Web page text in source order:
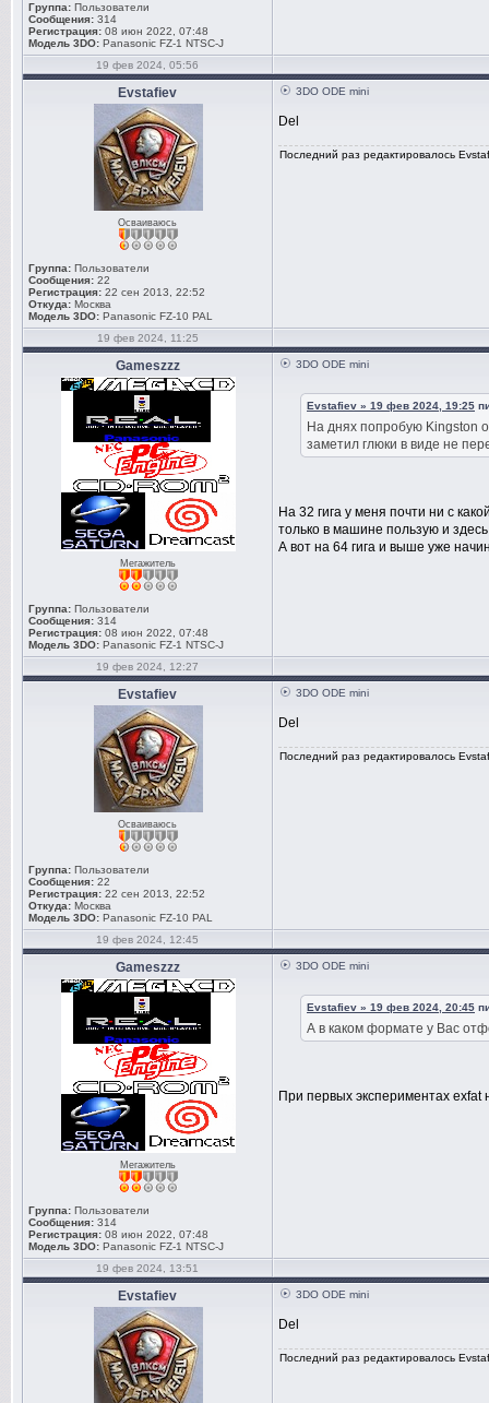
Группа: Пользователи
Сообщения: 314
Регистрация: 08 июн 2022, 07:48
Модель 3DO: Panasonic FZ-1 NTSC-J
19 фев 2024, 05:56
Evstafiev
Осваиваюсь
Группа: Пользователи
Сообщения: 22
Регистрация: 22 сен 2013, 22:52
Откуда: Москва
Модель 3DO: Panasonic FZ-10 PAL
3DO ODE mini
Del
Последний раз редактировалось
19 фев 2024, 11:25
Gameszzz
Мегажитель
Группа: Пользователи
Сообщения: 314
Регистрация: 08 июн 2022, 07:48
Модель 3DO: Panasonic FZ-1 NTSC-J
3DO ODE mini
Evstafiev » 19 фев 2024, 19:25
На днях попробую Kingston
заметил глюки в виде не
На 32 гига у меня почти ни с
только в машине пользую и
А вот на 64 гига и выше уже
19 фев 2024, 12:27
Evstafiev
Осваиваюсь
Группа: Пользователи
Сообщения: 22
Регистрация: 22 сен 2013, 22:52
Откуда: Москва
Модель 3DO: Panasonic FZ-10 PAL
3DO ODE mini
Del
Последний раз редактировалось
19 фев 2024, 12:45
Gameszzz
Мегажитель
Группа: Пользователи
Сообщения: 314
Регистрация: 08 июн 2022, 07:48
Модель 3DO: Panasonic FZ-1 NTSC-J
3DO ODE mini
Evstafiev » 19 фев 2024, 20:45
А в каком формате у Вас
При первых экспериментах
19 фев 2024, 13:51
Evstafiev 3DO ODE mini
Del
Последний раз редактировалось